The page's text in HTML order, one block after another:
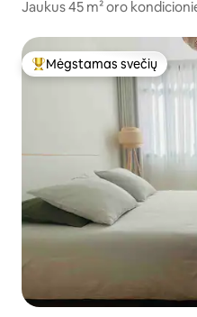
Jaukus 45 m² oro
Svečių mėgstamiausias
Mėgstamas svečių